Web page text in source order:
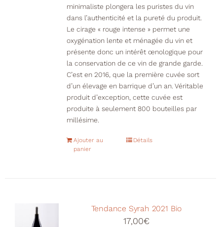
minimaliste plongera les puristes du vin
dans l’authenticité et la pureté du produit.
Le cirage « rouge intense » permet une
oxygénation lente et ménagée du vin et
présente donc un intérêt œnologique pour
la conservation de ce vin de grande garde.
C’est en 2016, que la première cuvée sort
d’un élevage en barrique d’un an. Véritable
produit d’exception, cette cuvée est
produite à seulement 800 bouteilles par
millésime.
Ajouter au
panier
Détails
Tendance Syrah 2021 Bio
17,00€